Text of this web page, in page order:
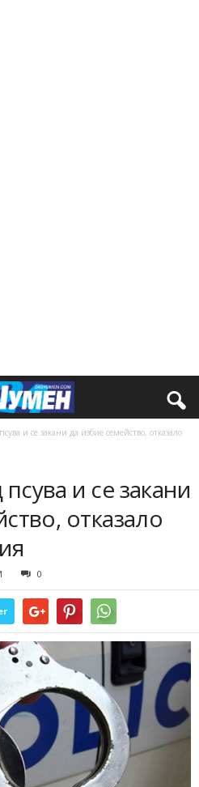
и се закани да избие семейство, отказало
и се закани
отказало
0